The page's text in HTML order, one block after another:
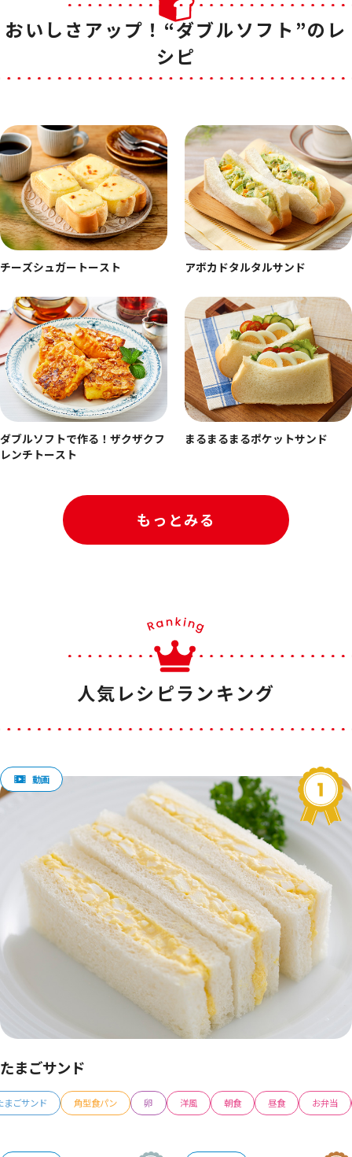
おいしさアップ！“ダブルソフト”のレ
シピ
チーズシュガートースト アボカドタルタルサンド
ダブルソフトで作る！ザクザクフ
レンチトースト
まるまるまるポケットサンド
もっとみる
人気レシピランキング
たまごサンド
まごサンド 角型食パン 卵 洋風 朝食 昼食 お弁当